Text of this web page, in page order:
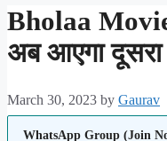
Bholaa
अब आएगा दूसरा
March 30, 2023 by Gaurav
WhatsApp Group (Join